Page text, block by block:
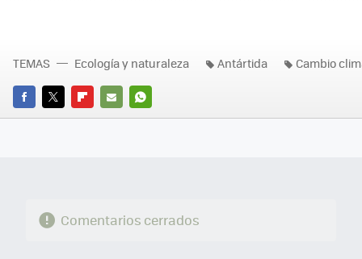
FACEBOOK
TWITTERFLIPBOARD
E-
WHATSAPP
TEMAS Ecología y naturaleza Antártida Cambio
Comentarios cerrados